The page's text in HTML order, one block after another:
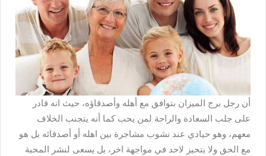
أن رجل برج الميزان بتوافق مع أهله وأصدقاؤه، حيث انه قادر
على جلب السعادة والراحة لمن يحب كما أنه يتجنب الخلاف
معهم، وهو حيادي عند نشوب مشاجرة بين اهله أو أصدقائه بل هو
مع الحق ولا يتحيز لاحد في مواجهة اخر، بل يسعى لنشر المحبة